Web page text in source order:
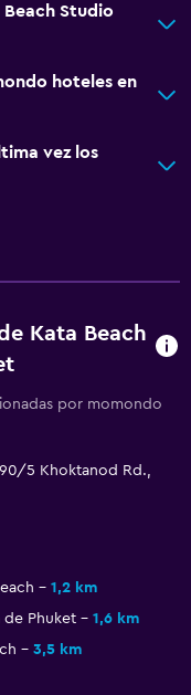
Studio
hoteles en
vez los
Kata Beach
por momondo
5 Khoktanod Rd.,
1,2 km
de Phuket
1,6 km
3,5 km